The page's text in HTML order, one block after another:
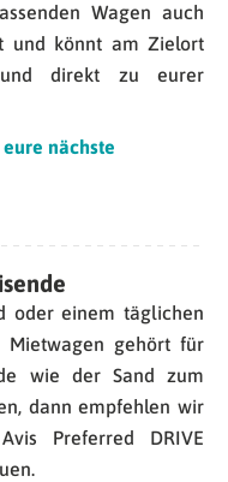
Wagen auch
und könnt am Zielort
direkt zu eurer
nächste
oder einem täglichen
Mietwagen gehört für
wie der Sand zum
dann empfehlen wir
Preferred DRIVE